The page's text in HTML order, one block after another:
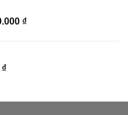
₫.
800.000 ₫.
₫.
₫Giá
₫Giá
là: